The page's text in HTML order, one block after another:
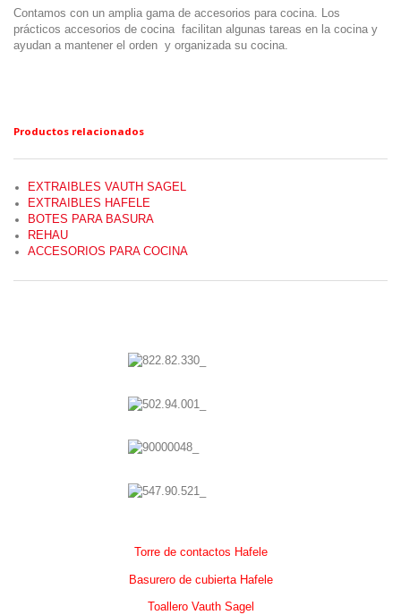
Contamos con un amplia gama de accesorios para cocina. Los
prácticos accesorios de cocina facilitan algunas tareas en la cocina y
ayudan a mantener el orden y organizada su cocina.
Productos relacionados
EXTRAIBLES VAUTH SAGEL
EXTRAIBLES HAFELE
BOTES PARA BASURA
REHAU
ACCESORIOS PARA COCINA
Torre de contactos Hafele
Basurero de cubierta Hafele
Toallero Vauth Sagel